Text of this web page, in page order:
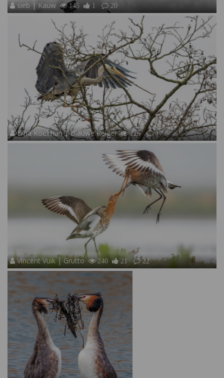
sieb | Kauw 145 1 20
Erna Koelman | Blauwe Reiger 125 17
Vincent Vuik | Grutto 240 21 22